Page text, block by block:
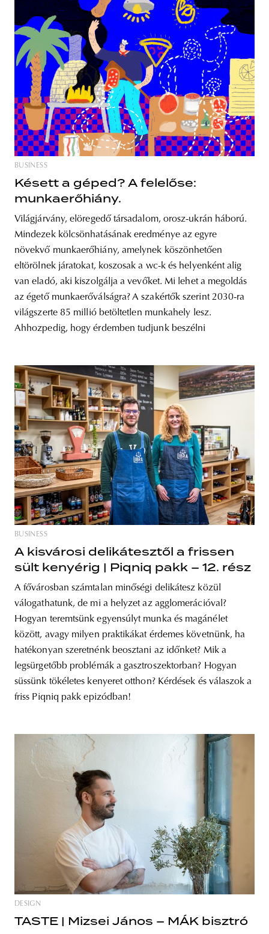
BUSINESS
Késett a géped? A felelőse:
munkaerőhiány.
Világjárvány, elöregedő társadalom, orosz-ukrán háború.
Mindezek kölcsönhatásának eredménye az egyre
növekvő munkaerőhiány, amelynek köszönhetően
eltörölnek járatokat, koszosak a wc-k és helyenként alig
van eladó, aki kiszolgálja a vevőket. Mi lehet a megoldás
az égető munkaerőválságra? A szakértők szerint 2030-ra
világszerte 85 millió betöltetlen munkahely lesz.
Ahhozpedig, hogy érdemben tudjunk beszélni
BUSINESS
A kisvárosi delikátesztől a frissen
sült kenyérig | Piqniq pakk – 12. rész
A fővárosban számtalan minőségi delikátesz közül
válogathatunk, de mi a helyzet az agglomerációval?
Hogyan teremtsünk egyensúlyt munka és magánélet
között, avagy milyen praktikákat érdemes követnünk, ha
hatékonyan szeretnénk beosztani az időnket? Mik a
legsürgetőbb problémák a gasztroszektorban? Hogyan
süssünk tökéletes kenyeret otthon? Kérdések és válaszok a
friss Piqniq pakk epizódban!
DESIGN
TASTE | Mizsei János – MÁK bisztró